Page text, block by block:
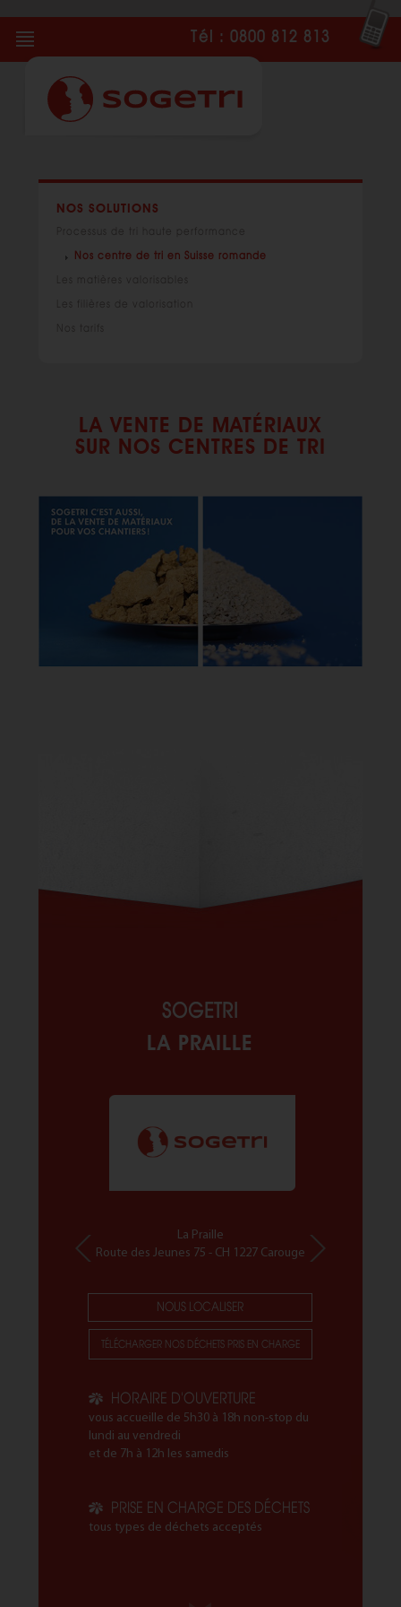
Tél : 0800 812 813
NOS SOLUTIONS
Nos centre de tri en Suisse romande
LA VENTE DE MATÉRIAUX
SUR NOS CENTRES DE TRI
SOGETRI
LA PRAILLE
La Praille
Route des Jeunes 75 - CH 1227 Carouge
NOUS LOCALISER
TÉLÉCHARGER NOS DÉCHETS PRIS EN CHARGE
HORAIRE D'OUVERTURE
vous accueille de 5h30 à 18h non-stop du
lundi au vendredi
et de 7h à 12h les samedis
PRISE EN CHARGE DES DÉCHETS
tous types de déchets acceptés